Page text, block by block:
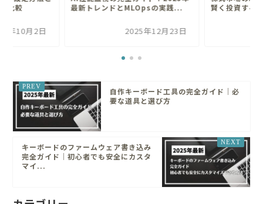
比較
年10月2日
最新トレンドとMLOpsの実践...
2025年12月23日
賢く投資する
自作キーボード工具の完全ガイド｜必
要な道具と選び方
キーボードのファームウェア書き込み
完全ガイド｜初心者でも安全にカスタ
マイ...